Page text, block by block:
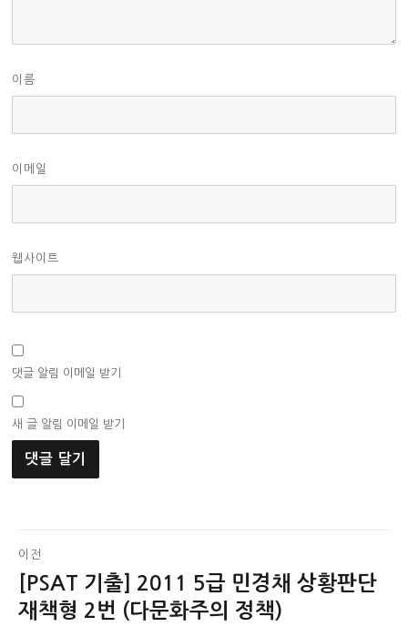
이름
이메일
웹사이트
댓글 알림 이메일 받기
새 글 알림 이메일 받기
글
탐
색
이전
이
전
[PSAT 기출] 2011 5급 민경채 상황판단
재책형 2번 (다문화주의 정책)